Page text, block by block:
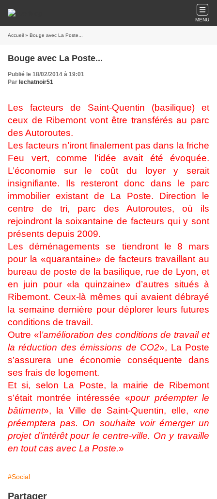
MENU
Accueil » Bouge avec La Poste...
Bouge avec La Poste...
Publié le 18/02/2014 à 19:01
Par lechatnoir51
Les facteurs de Saint-Quentin (basilique) et
ceux de Ribemont vont être transférés au parc
des Autoroutes.
Les facteurs n’iront finalement pas dans la friche
Feu vert, comme l’idée avait été évoquée.
L’économie sur le coût du loyer y serait
insignifiante. Ils resteront donc dans le parc
immobilier existant de La Poste. Direction le
centre de tri, parc des Autoroutes, où ils
rejoindront la soixantaine de facteurs qui y sont
présents depuis 2009.
Les déménagements se tiendront le 8 mars
pour la «quarantaine» de facteurs travaillant au
bureau de poste de la basilique, rue de Lyon, et
en juin pour «la quinzaine» d’autres situés à
Ribemont. Ceux-là mêmes qui avaient débrayé
la semaine dernière pour déplorer leurs futures
conditions de travail.
Outre «l ’amélioration des conditions de travail et
la réduction des émissions de CO2», La Poste
s’assurera une économie conséquente dans
ses frais de logement.
Et si, selon La Poste, la mairie de Ribemont
s’était montrée intéressée «pour préempter le
bâtiment», la Ville de Saint-Quentin, elle, «ne
préemptera pas. On souhaite voir émerger un
projet d’intérêt pour le centre-ville. On y travaille
en tout cas avec La Poste.»
#Social
Partager